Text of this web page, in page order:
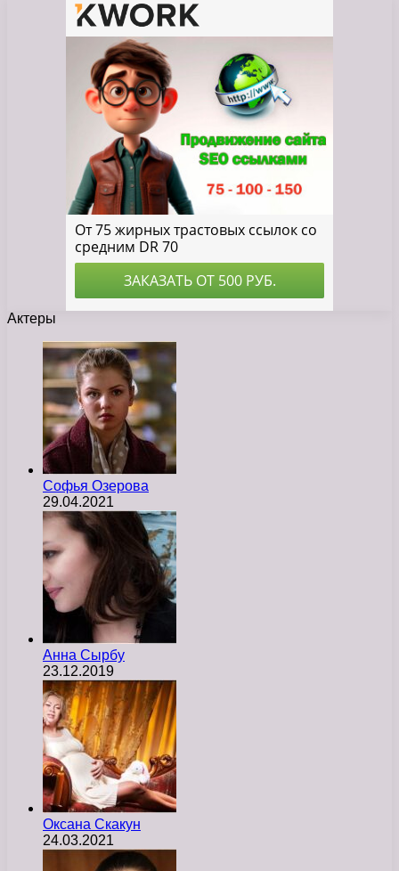
Актеры
Софья Озерова
29.04.2021
Анна Сырбу
23.12.2019
Оксана Скакун
24.03.2021